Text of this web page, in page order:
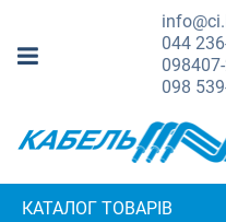
044
098
098
КАТАЛОГ ТОВАРІВ